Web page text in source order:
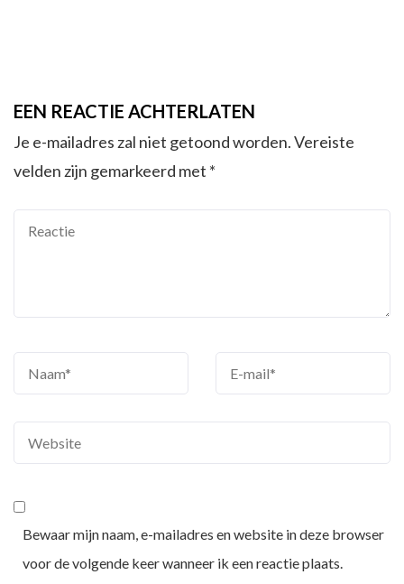
EEN REACTIE ACHTERLATEN
Je e-mailadres zal niet getoond worden.Vereiste
velden zijn gemarkeerd met *
Bewaar mijn naam, e-mailadres en website in deze browser
voor de volgende keer wanneer ik een reactie plaats.